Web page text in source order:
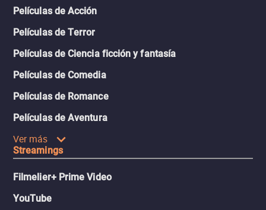
Películas de Acción
Películas de Terror
Películas de Ciencia ficción y fantasía
Películas de Comedia
Películas de Romance
Películas de Aventura
Ver más
Streamings
Filmelier+ Prime Video
YouTube